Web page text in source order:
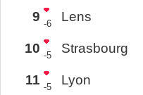
9 -6 Lens
10 -5 Strasbourg
11 -5 Lyon